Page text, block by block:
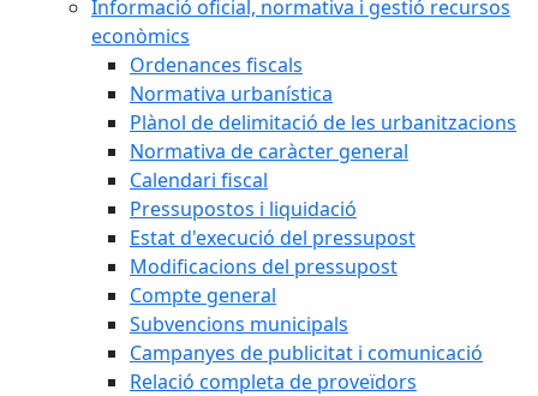
Informació oficial, normativa i gestió recursos
econòmics
Ordenances fiscals
Normativa urbanística
Plànol de delimitació de les urbanitzacions
Normativa de caràcter general
Calendari fiscal
Pressupostos i liquidació
Estat d'execució del pressupost
Modificacions del pressupost
Compte general
Subvencions municipals
Campanyes de publicitat i comunicació
Relació completa de proveïdors